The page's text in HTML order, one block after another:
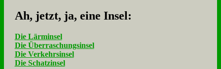
Ah, jetzt, ja, ei­ne In­sel:
Die Lärminsel
Die Überraschungsinsel
Die Verkehrsinsel
Die Schatzinsel